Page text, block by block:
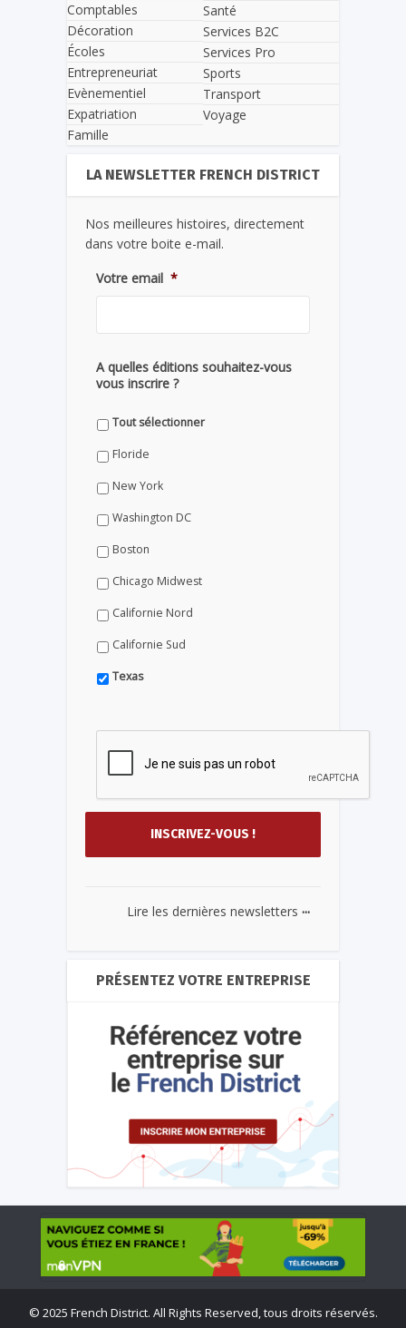
Comptables
Décoration
Écoles
Entrepreneuriat
Evènementiel
Expatriation
Famille
Santé
Services B2C
Services Pro
Sports
Transport
Voyage
LA NEWSLETTER FRENCH DISTRICT
Nos meilleures histoires, directement
dans votre boite e-mail.
Votre email *
A quelles éditions souhaitez-vous
vous inscrire ?
Tout sélectionner
Floride
New York
Washington DC
Boston
Chicago Midwest
Californie Nord
Californie Sud
Texas
Lire les dernières newsletters ...
PRÉSENTEZ VOTRE ENTREPRISE
© 2025 French District. All Rights Reserved, tous droits réservés.